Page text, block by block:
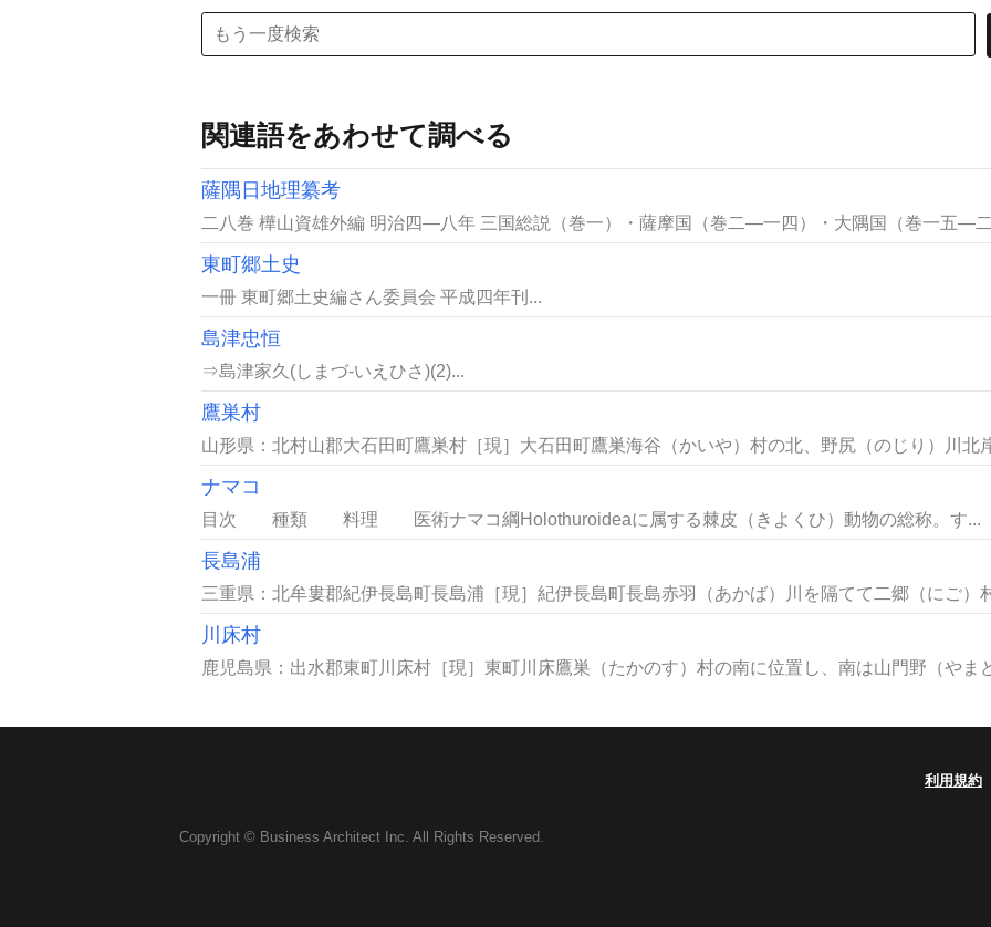
関連語をあわせて調べる
薩隅日地理纂考
二八巻 樺山資雄外編 明治四―八年 三国総説（巻一）・薩摩国（巻二―一四）・大隅国（巻一五―二
東町郷土史
一冊 東町郷土史編さん委員会 平成四年刊...
島津忠恒
⇒島津家久(しまづ-いえひさ)(2)...
鷹巣村
山形県：北村山郡大石田町鷹巣村［現］大石田町鷹巣海谷（かいや）村の北、野尻（のじり）川北
ナマコ
目次 種類 料理 医術ナマコ綱Holothuroideaに属する棘皮（きよくひ）動物の総称。す...
長島浦
三重県：北牟婁郡紀伊長島町長島浦［現］紀伊長島町長島赤羽（あかば）川を隔てて二郷（にご）
川床村
鹿児島県：出水郡東町川床村［現］東町川床鷹巣（たかのす）村の南に位置し、南は山門野（やま
利用規約
Copyright © Business Architect Inc. All Rights Reserved.